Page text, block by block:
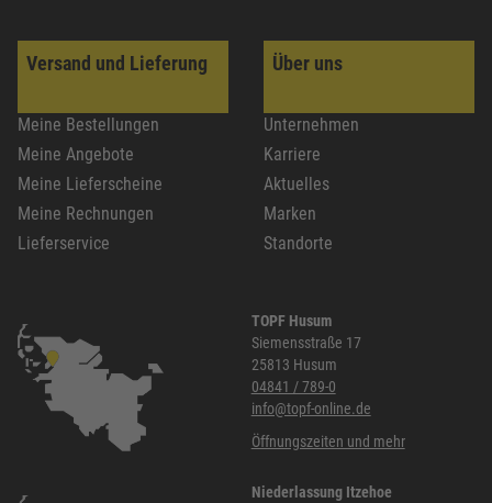
Versand und Lieferung
Meine Bestellungen
Meine Angebote
Meine Lieferscheine
Meine Rechnungen
Lieferservice
Über uns
Unternehmen
Karriere
Aktuelles
Marken
Standorte
TOPF Husum
Siemensstraße 17
25813 Husum
04841 / 789-0
info@topf-online.de
Öffnungszeiten und mehr
Niederlassung Itzehoe